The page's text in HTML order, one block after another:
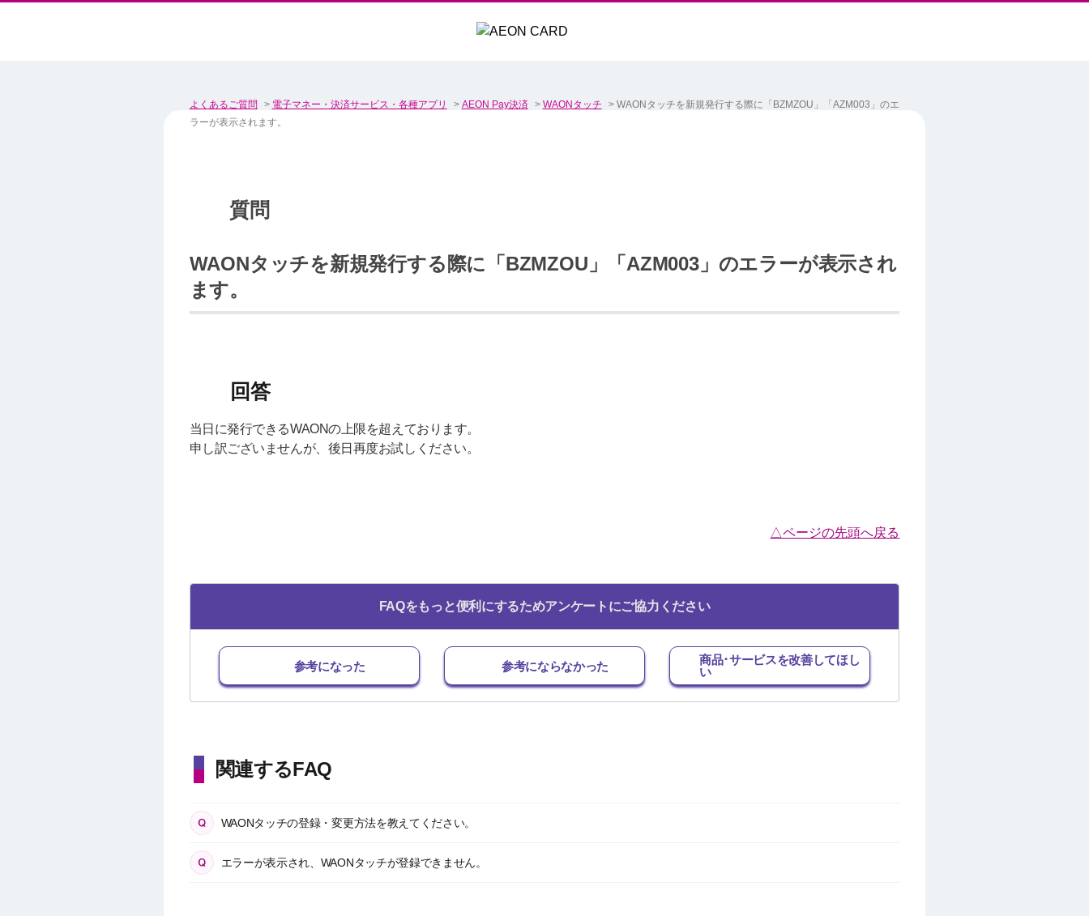
よくあるご質問 > 電子マネー・決済サービス・各種アプリ > AEON Pay決済 > WAONタッチ > WAONタッチを新規発行する際に「BZMZOU」「AZM003」のエ
ラーが表示されます。
WAONタッチを新規発行する際に「BZMZOU」「AZM003」のエラーが表示され
ます。
当日に発行できるWAONの上限を超えております。
申し訳ございませんが、後日再度お試しください。
△ページの先頭へ戻る
FAQをもっと便利にするためアンケートにご協力ください
参考になった 参考にならなかった
商品･サービスを改善してほし
い
関連するFAQ
WAONタッチの登録・変更方法を教えてください。
エラーが表示され、WAONタッチが登録できません。